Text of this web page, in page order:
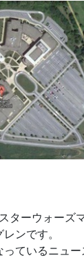
ターウォーズ
レンです。
ているニュ